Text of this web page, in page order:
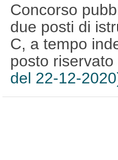
Concorso
due posti di
C, a tempo
posto
del 22-12-